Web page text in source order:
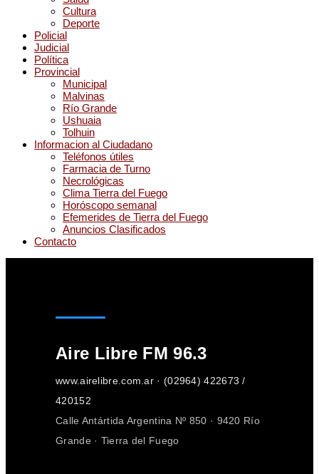
Cultura
Deporte
Policial
Judicial
Política
Provincial
Municipal
Malvinas
Río Grande
Ushuaia
Tolhuin
Informacion al Ciudadano
Teléfonos útiles
Farmacia de Turno
Necrológicas
Clima Tierra del Fuego
Horóscopo semanal
Efemerides de Tierra del Fuego
Anuncios Clasificados
Contacto
Aire Libre FM 96.3
www.airelibre.com.ar · (02964) 422673 /
420152
Calle Antártida Argentina Nº 850 · 9420 Río
Grande · Tierra del Fuego